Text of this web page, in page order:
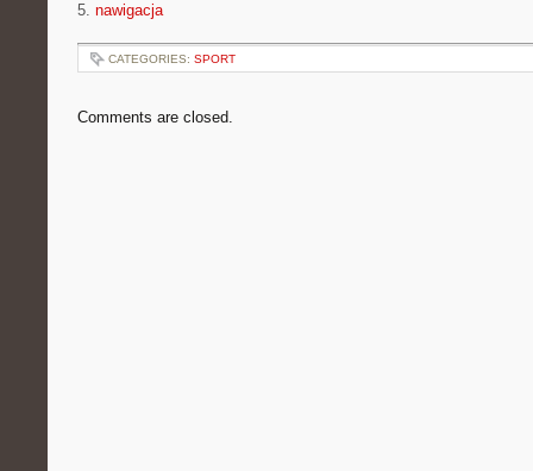
5. nawigacja
CATEGORIES: SPORT
Comments are closed.